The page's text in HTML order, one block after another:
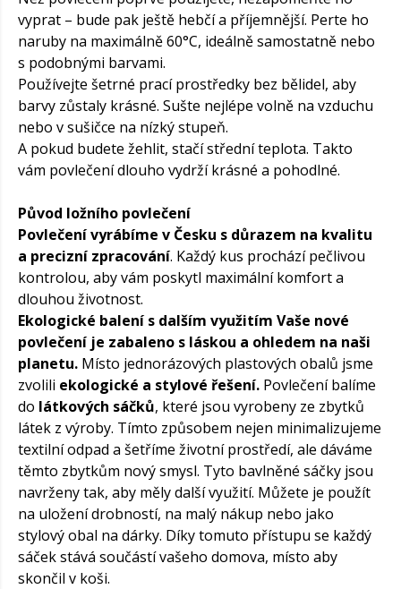
vyprat – bude pak ještě hebčí a příjemnější. Perte ho
naruby na maximálně 60°C, ideálně samostatně nebo
s podobnými barvami.
Používejte šetrné prací prostředky bez bělidel, aby
barvy zůstaly krásné. Sušte nejlépe volně na vzduchu
nebo v sušičce na nízký stupeň.
A pokud budete žehlit, stačí střední teplota. Takto
vám povlečení dlouho vydrží krásné a pohodlné.
Původ ložního povlečení
Povlečení vyrábíme v Česku s důrazem na kvalitu
a precizní zpracování. Každý kus prochází pečlivou
kontrolou, aby vám poskytl maximální komfort a
dlouhou životnost.
Ekologické balení s dalším využitím Vaše nové
povlečení je zabaleno s láskou a ohledem na naši
planetu. Místo jednorázových plastových obalů jsme
zvolili ekologické a stylové řešení. Povlečení balíme
do látkových sáčků, které jsou vyrobeny ze zbytků
látek z výroby. Tímto způsobem nejen minimalizujeme
textilní odpad a šetříme životní prostředí, ale dáváme
těmto zbytkům nový smysl. Tyto bavlněné sáčky jsou
navrženy tak, aby měly další využití. Můžete je použít
na uložení drobností, na malý nákup nebo jako
stylový obal na dárky. Díky tomuto přístupu se každý
sáček stává součástí vašeho domova, místo aby
skončil v koši.